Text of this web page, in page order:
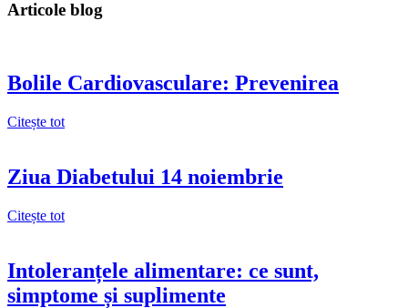
Articole blog
Bolile Cardiovasculare: Prevenirea
Citește tot
Ziua Diabetului 14 noiembrie
Citește tot
Intoleranțele alimentare: ce sunt,
simptome și suplimente